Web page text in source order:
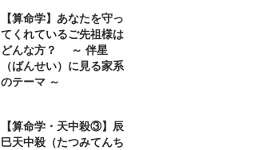
【算命学】あなたを守っ
てくれているご先祖様は
どんな方？ ～ 伴星
（ばんせい）に見る家系
のテーマ ～
【算命学・天中殺③】辰
巳天中殺（たつみてんち